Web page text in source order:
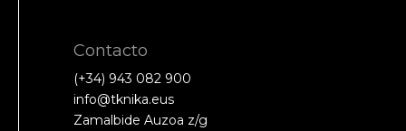
Contacto
(+34) 943 082 900
info@tknika.eus
Zamalbide Auzoa z/g